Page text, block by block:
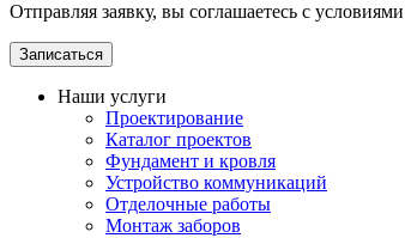
Отправляя заявку, вы соглашаетесь с
Наши услуги
Проектирование
Каталог проектов
Фундамент и кровля
Устройство коммуникаций
Отделочные работы
Монтаж заборов